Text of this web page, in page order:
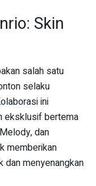
Skin
salah satu
selaku
ini
eksklusif bertema
dan
memberikan
dan menyenangkan